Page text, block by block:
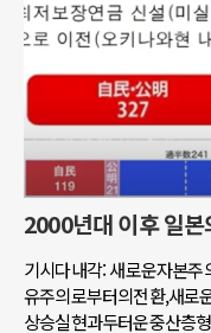
2000년대 이후 일
기시다내각: 새로운자본
유주의로부터의전환,새
상승실현과두터운중산층